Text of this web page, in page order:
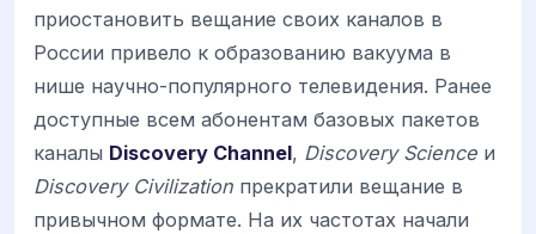
приостановить вещание своих каналов в
России привело к образованию вакуума в
нише научно-популярного телевидения. Ранее
доступные всем абонентам базовых пакетов
каналы Discovery Channel, Discovery Science и
Discovery Civilization прекратили вещание в
привычном формате. На их частотах начали